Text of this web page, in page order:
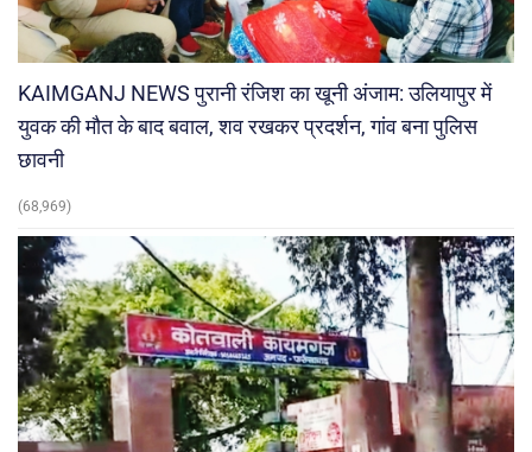
KAIMGANJ NEWS पुरानी रंजिश का खूनी अंजाम: उलियापुर में
युवक की मौत के बाद बवाल, शव रखकर प्रदर्शन, गांव बना पुलिस
छावनी
(68,969)